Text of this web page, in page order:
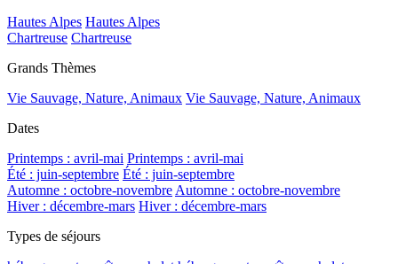
Hautes Alpes Hautes Alpes
Chartreuse Chartreuse
Grands Thèmes
Vie Sauvage, Nature, Animaux Vie Sauvage, Nature, Animaux
Dates
Printemps : avril-mai Printemps : avril-mai
Été : juin-septembre Été : juin-septembre
Automne : octobre-novembre Automne : octobre-novembre
Hiver : décembre-mars Hiver : décembre-mars
Types de séjours